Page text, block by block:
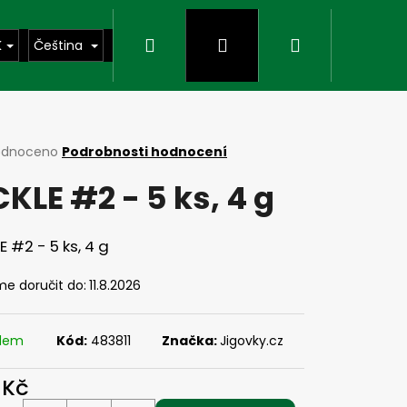
Čeština Hledat PřihlášeníNákupní
Podrobnosti hodnocení
#2 - 5 ks, 4 g
#2 - 5 ks, 4 g
doručit do: 11.8.2026
Kód: 483811 Značka:Jigovky.cz
Následující